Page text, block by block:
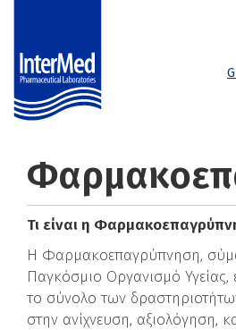
Τι είναι η
Η Φαρμακοεπαγρύπνηση,
Παγκόσμιο Οργανισμό Υγείας,
το σύνολο των
στην ανίχνευση, αξιολόγηση,